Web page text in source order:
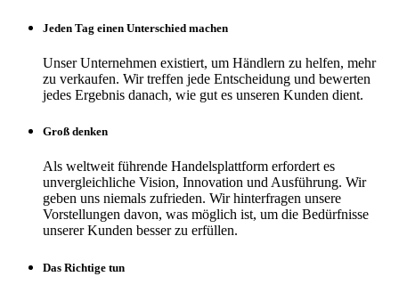
Jeden Tag einen Unterschied machen
Unser Unternehmen existiert, um Händlern zu helfen, mehr
zu verkaufen. Wir treffen jede Entscheidung und bewerten
jedes Ergebnis danach, wie gut es unseren Kunden dient.
Groß denken
Als weltweit führende Handelsplattform erfordert es
unvergleichliche Vision, Innovation und Ausführung. Wir
geben uns niemals zufrieden. Wir hinterfragen unsere
Vorstellungen davon, was möglich ist, um die Bedürfnisse
unserer Kunden besser zu erfüllen.
Das Richtige tun